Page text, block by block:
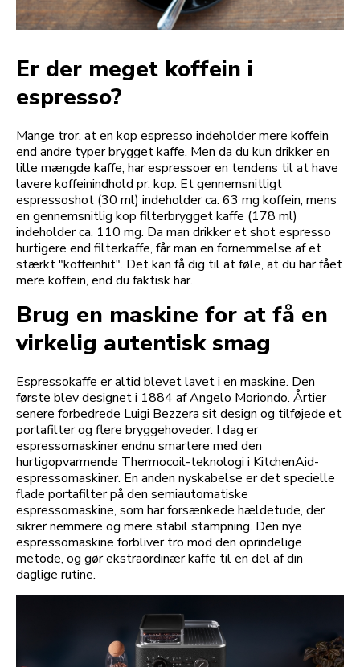
Er der meget koffein i
espresso?
Mange tror, at en kop espresso indeholder mere koffein
end andre typer brygget kaffe. Men da du kun drikker en
lille mængde kaffe, har espressoer en tendens til at have
lavere koffeinindhold pr. kop. Et gennemsnitligt
espressoshot (30 ml) indeholder ca. 63 mg koffein, mens
en gennemsnitlig kop filterbrygget kaffe (178 ml)
indeholder ca. 110 mg. Da man drikker et shot espresso
hurtigere end filterkaffe, får man en fornemmelse af et
stærkt "koffeinhit". Det kan få dig til at føle, at du har fået
mere koffein, end du faktisk har.
Brug en maskine for at få en
virkelig autentisk smag
Espressokaffe er altid blevet lavet i en maskine. Den
første blev designet i 1884 af Angelo Moriondo. Årtier
senere forbedrede Luigi Bezzera sit design og tilføjede et
portafilter og flere bryggehoveder. I dag er
espressomaskiner endnu smartere med den
hurtigopvarmende Thermocoil-teknologi i KitchenAid-
espressomaskiner. En anden nyskabelse er det specielle
flade portafilter på den semiautomatiske
espressomaskine, som har forsænkede hældetude, der
sikrer nemmere og mere stabil stampning. Den nye
espressomaskine forbliver tro mod den oprindelige
metode, og gør ekstraordinær kaffe til en del af din
daglige rutine.